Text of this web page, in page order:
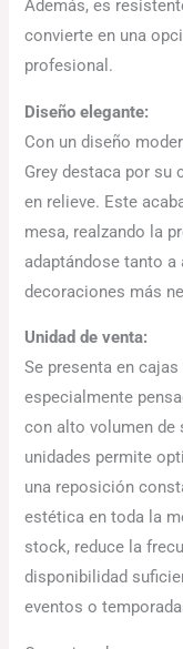
Además, es
convierte en una
profesional.
Diseño elegante:
Con un diseño
Grey destaca por su
en relieve. Este
mesa, realzando la
adaptándose tanto
decoraciones más
Unidad de venta:
Se presenta en
especialmente
con alto volumen de
unidades permite
una reposición
estética en toda la
stock, reduce la
disponibilidad
eventos o